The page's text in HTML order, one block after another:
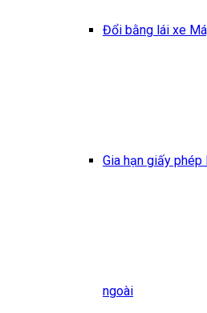
Đổi bằng lái xe
Gia hạn giấy
ngoài